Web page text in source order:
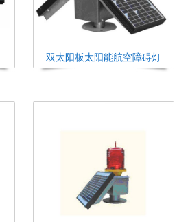
双太阳板太阳能航空障碍灯